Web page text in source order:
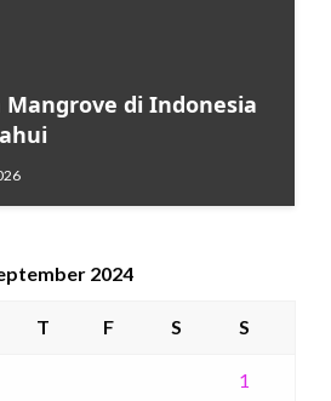
di Indonesia
2024
T F S S
1